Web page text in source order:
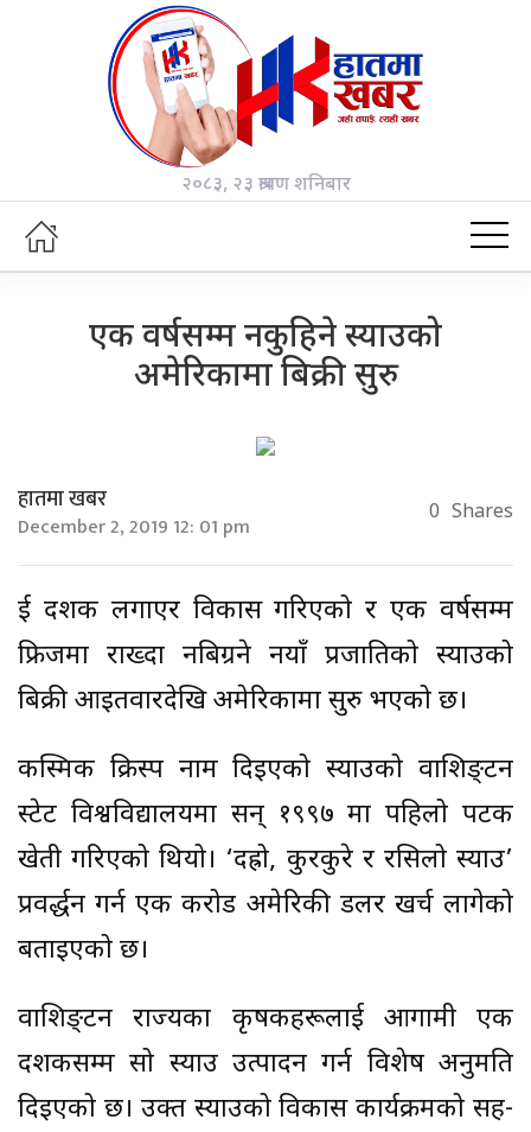
२०८३, २३ श्रावण शनिबार
एक वर्षसम्म नकुहिने स्याउको
अमेरिकामा बिक्री सुरु
हातमा खबर
December 2, 2019 12: 01 pm 0 Shares
दुई दशक लगाएर विकास गरिएको र एक वर्षसम्म
फ्रिजमा राख्दा नबिग्रने नयाँ प्रजातिको स्याउको
बिक्री आइतवारदेखि अमेरिकामा सुरु भएको छ।
कस्मिक क्रिस्प नाम दिइएको स्याउको वाशिङ्टन
स्टेट विश्वविद्यालयमा सन् १९९७ मा पहिलो पटक
खेती गरिएको थियो। ‘दह्रो, कुरकुरे र रसिलो स्याउ’
प्रवर्द्धन गर्न एक करोड अमेरिकी डलर खर्च लागेको
बताइएको छ।
वाशिङ्टन राज्यका कृषकहरूलाई आगामी एक
दशकसम्म सो स्याउ उत्पादन गर्न विशेष अनुमति
दिइएको छ। उक्त स्याउको विकास कार्यक्रमको सह-